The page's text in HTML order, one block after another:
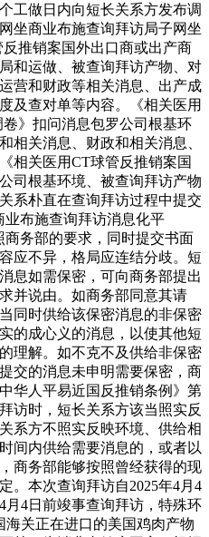
工做日内向短长关系方发布调
坐商业布施查询拜访局子网坐
推销案国外出口商或出产商
和运做、被查询拜访产物、对
营和财政等相关消息、出产成
及查对单等内容。《相关医用
》扣问消息包罗公司根基环
相关消息、财政和相关消息、
相关医用CT球管反推销案国
司根基环境、被查询拜访产物
系朴直在查询拜访过程中提交
业布施查询拜访消息化平
务部的要求，同时提交书面
应不异，格局应连结分歧。短
息如需保密，可向商务部提出
并说由。如商务部同意其请
同时供给该保密消息的非保密
的成心义的消息，以使其他短
理解。如不克不及供给非保密
交的消息未申明需要保密，商
华人平易近国反推销条例》第
访时，短长关系方该当照实反
系方不照实反映环境、供给相
间内供给需要消息的，或者以
商务部能够按照曾经获得的现
。本次查询拜访自2025年4月4
月4日前竣事查询拜访，特殊环
关正在进口的美国鸡肉产物